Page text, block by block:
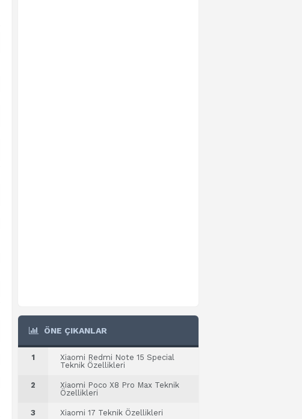
ÖNE ÇIKANLAR
1
Xiaomi Redmi Note 15 Special
Teknik Özellikleri
2
Xiaomi Poco X8 Pro Max Teknik
Özellikleri
3 Xiaomi 17 Teknik Özellikleri